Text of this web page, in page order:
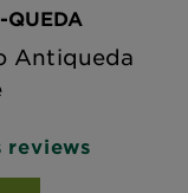
QUEDA
Antiqueda
reviews